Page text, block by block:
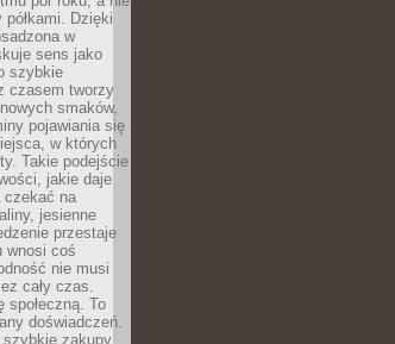
Dzięki
w
sens jako
szybkie
czasem tworzy
smaków,
pojawiania się
w których
Takie podejście
jakie daje
czekać na
jesienne
przestaje
wnosi coś
nie musi
cały czas.
społeczną. To
doświadczeń.
szybkie zakupy